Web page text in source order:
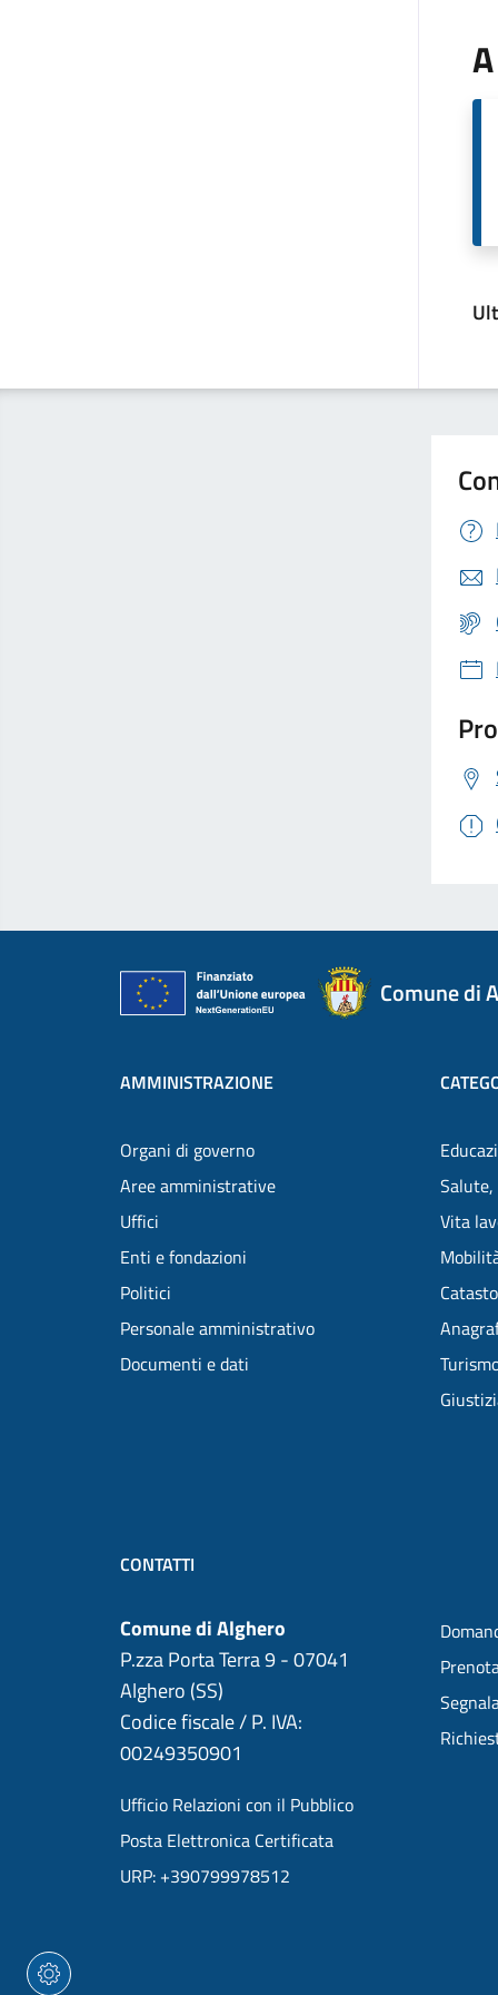
Comune di
AMMINISTRAZIONE
Organi di governo
Aree amministrative
Uffici
Enti e fondazioni
Politici
Personale amministrativo
Documenti e dati
Salute,
Vita
CONTATTI
Comune di Alghero
P.zza Porta Terra 9 - 07041
Alghero (SS)
Codice fiscale / P. IVA:
00249350901
Ufficio Relazioni con il Pubblico
Posta Elettronica Certificata
URP: +390799978512